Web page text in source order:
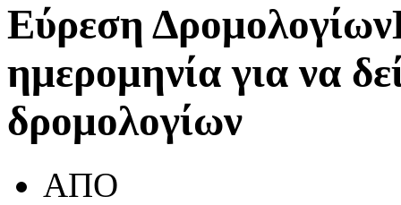
Εύρεση Δρομολογίων
ημερομηνία για να
δρομολογίων
ΑΠΟ